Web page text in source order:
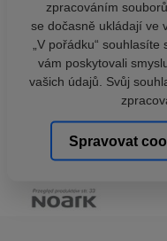
zpracováním
se dočasně ukládají ve
„V pořádku“
vám poskytovali
vašich údajů. Svůj
Spravovat